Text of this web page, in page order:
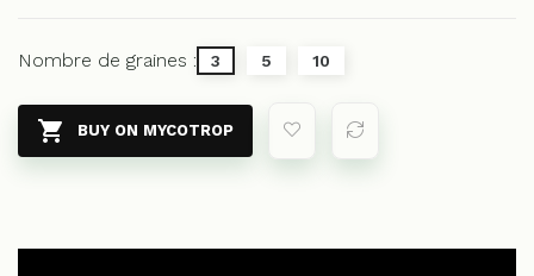
Nombre de graines : 3 5 10
 BUY ON MYCOTROP